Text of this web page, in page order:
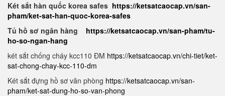
Két sắt hàn quốc korea safes https://ketsatcaocap.vn/san-
pham/ket-sat-han-quoc-korea-safes
Tủ hồ sơ ngân hàng https://ketsatcaocap.vn/san-pham/tu-
ho-so-ngan-hang
két sắt chống cháy kcc110 ĐM https://ketsatcaocap.vn/chi-tiet/ket-
sat-chong-chay-kcc-110-dm
Két sắt đựng hồ sơ văn phòng https://ketsatcaocap.vn/san-
pham/ket-sat-dung-ho-so-van-phong